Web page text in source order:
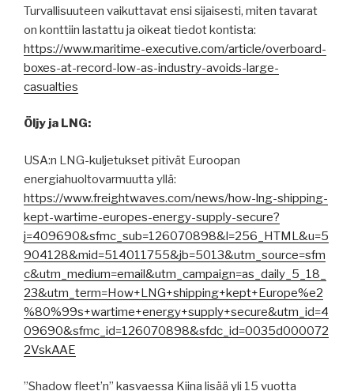
Turvallisuuteen vaikuttavat ensi sijaisesti, miten tavarat
on konttiin lastattu ja oikeat tiedot kontista:
https://www.maritime-executive.com/article/overboard-
boxes-at-record-low-as-industry-avoids-large-
casualties
Öljy ja LNG:
USA:n LNG-kuljetukset pitivät Euroopan
energiahuoltovarmuutta yllä:
https://www.freightwaves.com/news/how-lng-shipping-
kept-wartime-europes-energy-supply-secure?
j=409690&sfmc_sub=126070898&l=256_HTML&u=5
904128&mid=514011755&jb=5013&utm_source=sfm
c&utm_medium=email&utm_campaign=as_daily_5_18_
23&utm_term=How+LNG+shipping+kept+Europe%e2
%80%99s+wartime+energy+supply+secure&utm_id=4
09690&sfmc_id=126070898&sfdc_id=0035d000072
2VskAAE
”Shadow fleet’n” kasvaessa Kiina lisää yli 15 vuotta